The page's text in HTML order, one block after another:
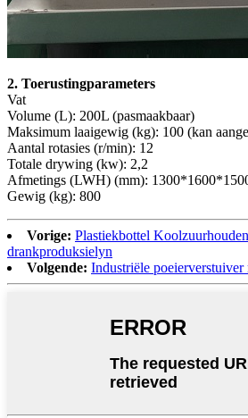
2. Toerustingparameters
Vat
Volume (L): 200L (pasmaakbaar)
Maksimum laaigewig (kg): 100 (kan
Aantal rotasies (r/min): 12
Totale drywing (kw): 2,2
Afmetings (LWH) (mm):
Gewig (kg): 800
Vorige: Plastiekbottel
drankproduksielyn
Volgende: Industriële poeierverstuiver